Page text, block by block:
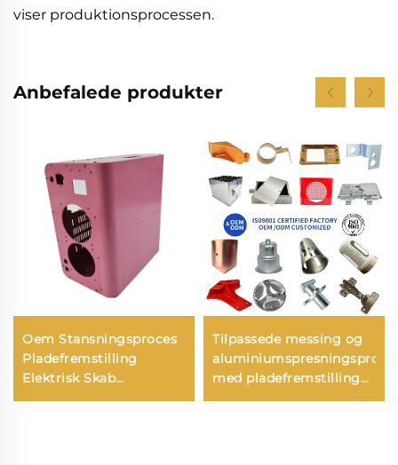
viser produktionsprocessen.
Anbefalede produkter
Oem Stansningsproces
Pladefremstilling
Elektrisk Skab
Pladestansning
Tilpassede messing og
med pladefremstilling
til dybtrukne pressedele